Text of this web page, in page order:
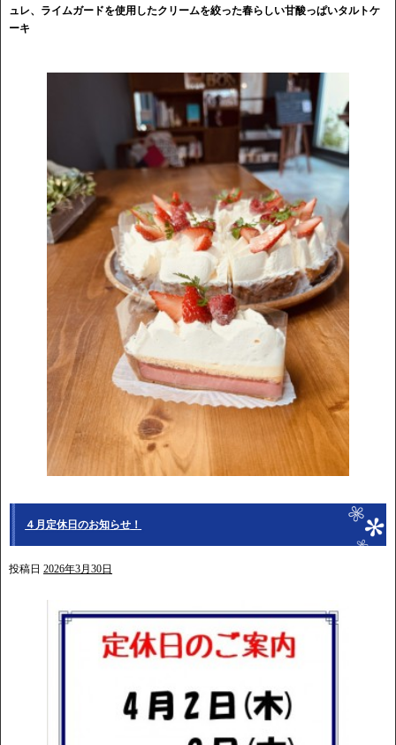
ュレ、ライムガードを使用したクリームを絞った春らしい甘酸っぱいタルトケ
ーキ
４月定休日のお知らせ！
投稿日 2026年3月30日